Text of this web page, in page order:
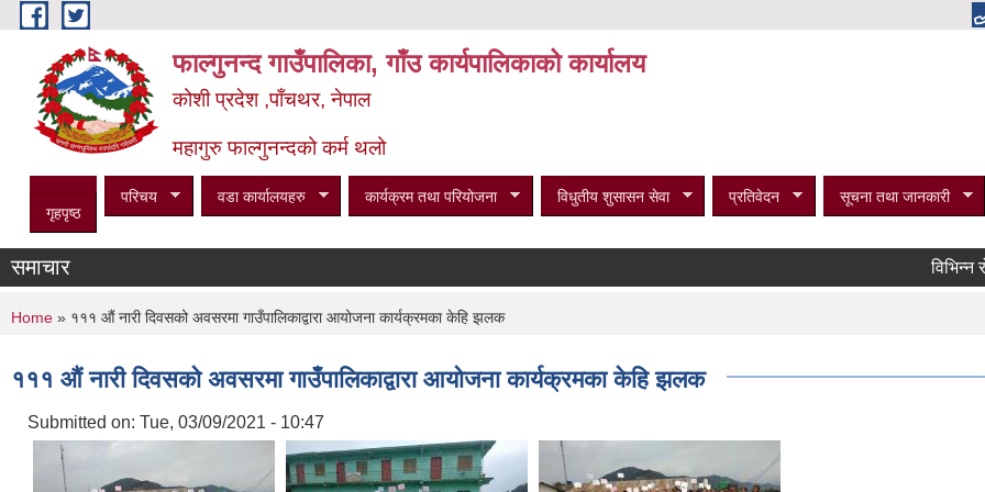
Skip to main content
फाल्गुनन्द गाउँपालिका, गाँउ कार्यपालिकाको कार्यालय
कोशी प्रदेश ,पाँचथर, नेपाल
महागुरु फाल्गुनन्दको कर्म थलो
गृहपृष्ठ
परिचय वडा कार्यालयहरु कार्यक्रम तथा परियोजना विधुतीय शुसासन सेवा प्रतिवेदन सूचना तथा जानकारी
समाचार विभिन्न
You are here
Home » १११ औं नारी दिवसको अवसरमा गाउँपालिकाद्वारा आयोजना कार्यक्रमका केहि झलक
१११ औं नारी दिवसको अवसरमा गाउँपालिकाद्वारा आयोजना कार्यक्रमका केहि झलक
Submitted on: Tue, 03/09/2021 - 10:47